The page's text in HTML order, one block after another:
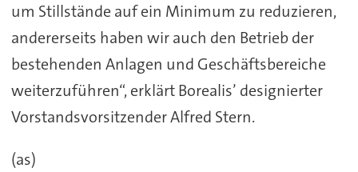
um Stillstände auf ein Minimum zu reduzieren,
andererseits haben wir auch den Betrieb der
bestehenden Anlagen und Geschäftsbereiche
weiterzuführen“, erklärt Borealis’ designierter
Vorstandsvorsitzender Alfred Stern.
(as)